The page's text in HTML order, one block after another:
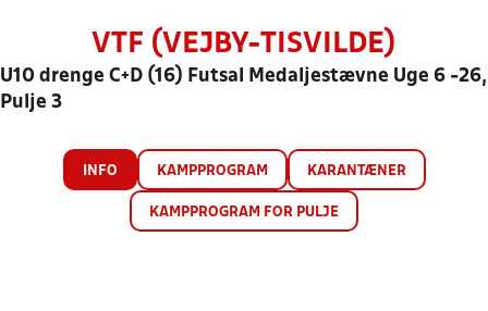
VTF (VEJBY-TISVILDE)
U10 drenge C+D (16) Futsal Medaljestævne Uge 6 -26,
Pulje 3
INFO KAMPPROGRAM KARANTÆNER
KAMPPROGRAM FOR PULJE